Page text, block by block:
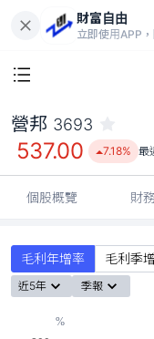
財富自由
立即使用APP
營邦 3693
537.00 7.18% 最
個股概覽 財
毛利年增率 毛利季
近5年 季報